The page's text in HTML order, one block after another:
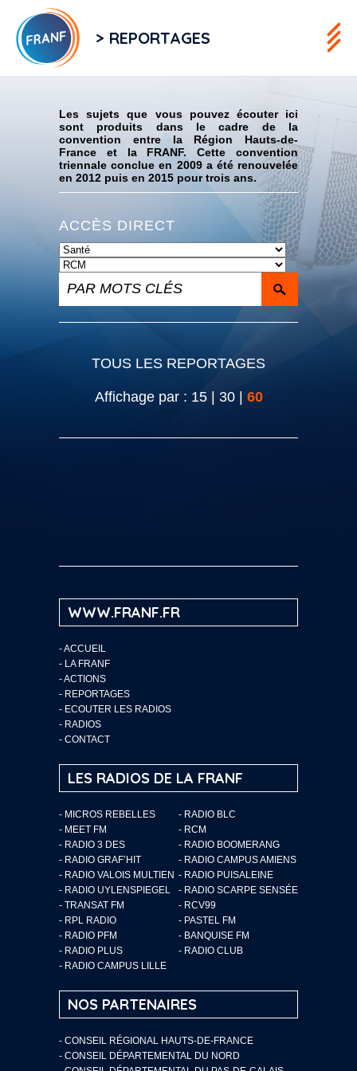
> REPORTAGES
Les sujets que vous pouvez écouter ici
sont produits dans le cadre de la
convention entre la Région Hauts-de-
France et la FRANF. Cette convention
triennale conclue en 2009 a été renouvelée
en 2012 puis en 2015 pour trois ans.
ACCÈS DIRECT
TOUS LES REPORTAGES
Affichage par : 15| 30| 60
WWW.FRANF.FR
-ACCUEIL
- LA FRANF
-ACTIONS
- REPORTAGES
- ECOUTER LES RADIOS
- RADIOS
- CONTACT
LES RADIOS DE LA FRANF
- MICROS REBELLES
- RADIO BLC
- MEET FM
- RCM
- RADIO 3 DES
- RADIO BOOMERANG
- RADIO GRAF’HIT
- RADIO CAMPUS AMIENS
- RADIO VALOIS MULTIEN - RADIO PUISALEINE
- RADIO UYLENSPIEGEL
- RADIO SCARPE SENSÉE
- TRANSAT FM
- RCV99
- RPL RADIO
- PASTEL FM
- RADIO PFM
- BANQUISE FM
- RADIO PLUS
- RADIO CLUB
- RADIO CAMPUS LILLE
NOS PARTENAIRES
- CONSEIL RÉGIONAL HAUTS-DE-FRANCE
- CONSEIL DÉPARTEMENTAL DU NORD